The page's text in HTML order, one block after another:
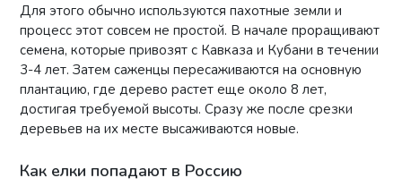
Для этого обычно используются пахотные земли и
процесс этот совсем не простой. В начале проращивают
семена, которые привозят с Кавказа и Кубани в течении
3-4 лет. Затем саженцы пересаживаются на основную
плантацию, где дерево растет еще около 8 лет,
достигая требуемой высоты. Сразу же после срезки
деревьев на их месте высаживаются новые.
Как елки попадают в Россию